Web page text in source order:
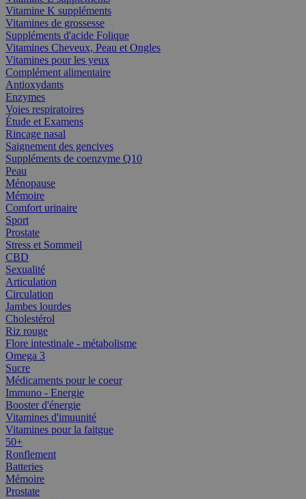
Vitamine K suppléments
Vitamines de grossesse
Suppléments d'acide Folique
Vitamines Cheveux, Peau et Ongles
Vitamines pour les yeux
Complément alimentaire
Antioxydants
Enzymes
Voies respiratoires
Étude et Examens
Rincage nasal
Saignement des gencives
Suppléments de coenzyme Q10
Peau
Ménopause
Mémoire
Comfort urinaire
Sport
Prostate
Stress et Sommeil
CBD
Sexualité
Articulation
Circulation
Jambes lourdes
Cholestérol
Riz rouge
Flore intestinale - métabolisme
Omega 3
Sucre
Médicaments pour le coeur
Immuno - Energie
Booster d'énergie
Vitamines d'imuunité
Vitamines pour la faitgue
50+
Ronflement
Batteries
Mémoire
Prostate